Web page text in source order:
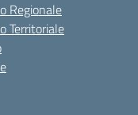
Regionale
Territoriale